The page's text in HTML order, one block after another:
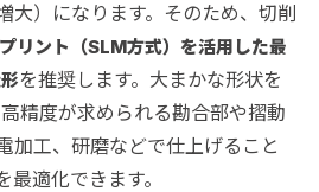
大）になります。そのため、切削
リント（SLM方式）を活用した最
を推奨します。大まかな形状を
精度が求められる勘合部や摺動
加工、研磨などで仕上げること
適化できます。